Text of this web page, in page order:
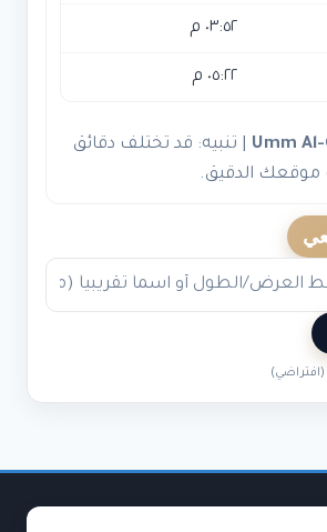
٠٣:٥٢ م
٠٥:٢٢ م
Umm | تنبيه: قد تختلف دقائق
الدقيق.